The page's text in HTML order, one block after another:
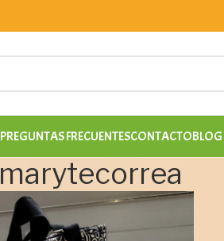
PREGUNTAS FRECUENTESCONTACTOBLOG
marytecorrea